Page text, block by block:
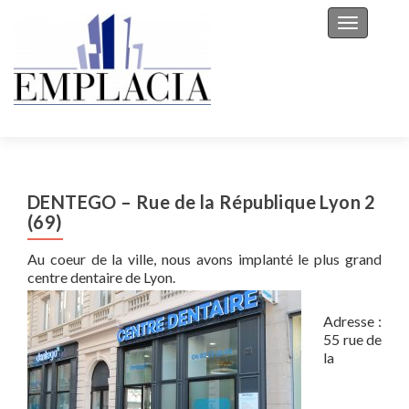
Toggle
DENTEGO – Rue de la République Lyon 2
(69)
Au coeur de la ville, nous avons implanté le plus grand
centre dentaire de Lyon.
Adresse :
55 rue de
la